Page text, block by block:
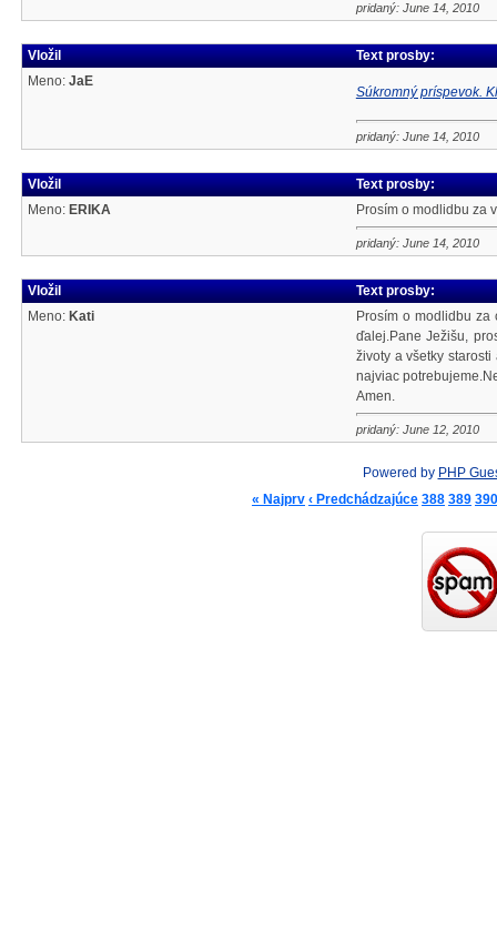
pridaný: June 14, 2010
Vložil
Meno: JaE
Text prosby:
Súkromný príspevok.
pridaný: June 14, 2010
Vložil
Meno: ERIKA
Text prosby:
Prosím o modlidbu za
pridaný: June 14, 2010
Vložil
Meno: Kati
Text prosby:
Prosím o modlidbu
ďalej.Pane Ježišu,
životy a všetky
najviac
Amen.
pridaný: June 12, 2010
Powered by PHP
« Najprv ‹ Predchádzajúce 388 389 390